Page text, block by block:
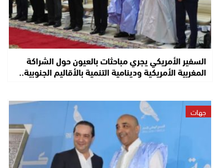
السفير الأمريكي يجري مباحثات بالعيون حول الشراكة
المغربية الأمريكية ودينامية التنمية بالأقاليم الجنوبية..
جهات